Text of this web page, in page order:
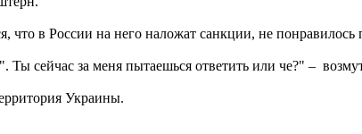
что в России на него наложат санкции, не понравилось
сейчас за меня пытаешься ответить или че?" –
Украины.